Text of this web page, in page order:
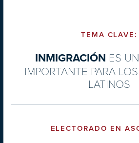
TEMA CLAVE:
INMIGRACIÓN ES
IMPORTANTE PARA
LATINOS
ELECTORADO EN